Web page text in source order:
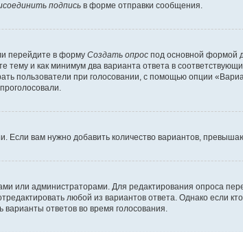
подпись в форме отправки сообщения.
перейдите в форму Создать опрос под основной формой
и как минимум два варианта ответа в
пользователи при голосовании, с помощью опции
Если вам нужно добавить количество вариантов,
или администраторами. Для редактирования опроса
любой из вариантов ответа. Однако если
варианты ответов во время голосования.